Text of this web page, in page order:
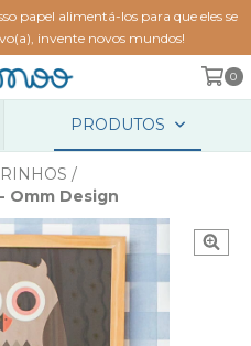
papel alimentá-los para que eles se
invente novos mundos!
0
PRODUTOS
/
Omm Design